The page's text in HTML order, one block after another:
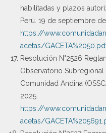
habilitadas y plazos
Perú. 19 de septiembre
https://
acetas/
Resolución N°2526
Observatorio
Comunidad Andina
2025.
https://
acetas/